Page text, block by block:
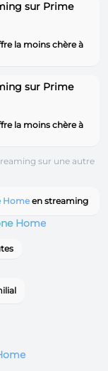
sur Prime
la moins chère à
sur Prime
la moins chère à
sur une autre
Homeen streaming
Home